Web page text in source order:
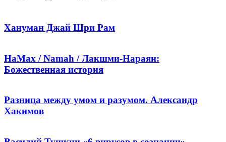
Хануман Джай Шри Рам
НаМах / Namah / Лакшми-Нараян:
Божественная история
Разница между умом и разумом. Александр
Хакимов